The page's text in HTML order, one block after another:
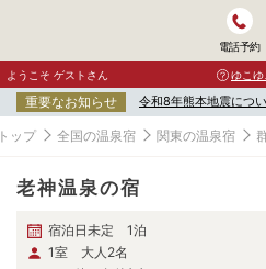
電話予約
ようこそ ゲストさん ゆこゆ
重要なお知らせ 令和8年熊本地震につ
ップ 全国の温泉宿 関東の温泉宿
老神温泉の宿
宿泊日未定 1泊
1室 大人2名